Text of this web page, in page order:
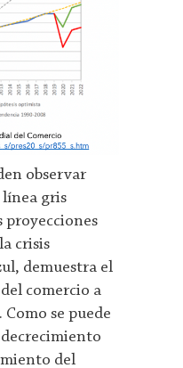
observar
gris
proyecciones
crisis
demuestra el
comercio a
se puede
decrecimiento
del